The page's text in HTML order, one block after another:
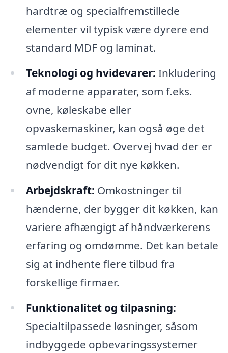
hardtræ og specialfremstillede
elementer vil typisk være dyrere end
standard MDF og laminat.
Teknologi og hvidevarer: Inkludering
af moderne apparater, som f.eks.
ovne, køleskabe eller
opvaskemaskiner, kan også øge det
samlede budget. Overvej hvad der er
nødvendigt for dit nye køkken.
Arbejdskraft: Omkostninger til
hænderne, der bygger dit køkken, kan
variere afhængigt af håndværkerens
erfaring og omdømme. Det kan betale
sig at indhente flere tilbud fra
forskellige firmaer.
Funktionalitet og tilpasning:
Specialtilpassede løsninger, såsom
indbyggede opbevaringssystemer